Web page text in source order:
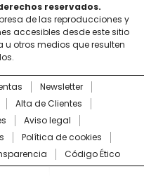
reservados.
de las reproducciones y
accesibles desde este sitio
otros medios que resulten
Newsletter
Alta de Clientes
Aviso legal
Política de cookies
Código Ético